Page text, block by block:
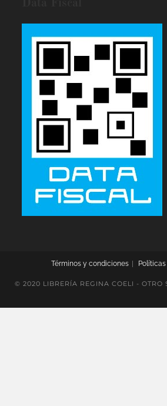
Términos y condiciones
© 2020 LIBRERÍA REGINA COELI - OTRO